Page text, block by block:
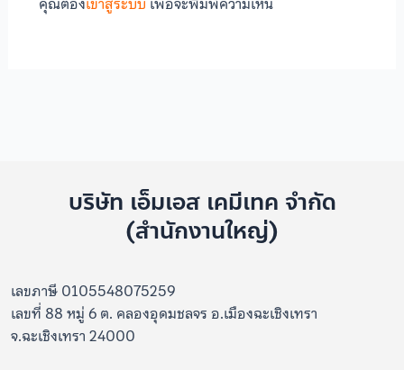
บริษัท เอ็มเอส เคมีเทค จำกัด
(สำนักงานใหญ่)
เลขภาษี 0105548075259
เลขที่ 88 หมู่ 6 ต. คลองอุดมชลจร อ.เมืองฉะเชิงเทรา
จ.ฉะเชิงเทรา 24000